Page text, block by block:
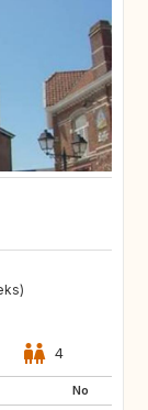
4
No